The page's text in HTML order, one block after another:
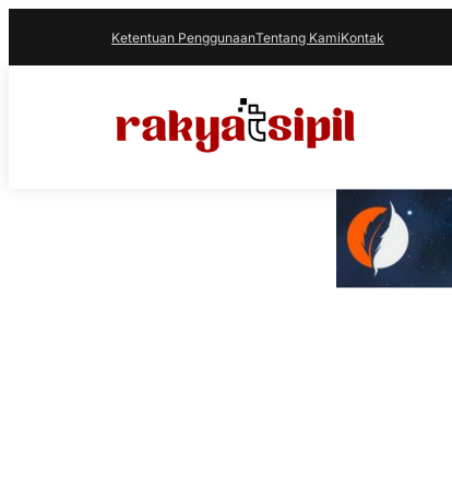
Ketentuan PenggunaanTentang KamiKontak